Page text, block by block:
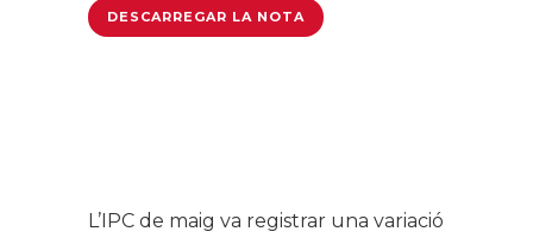
DESCARREGAR LA NOTA
L’IPC de maig va registrar una variació